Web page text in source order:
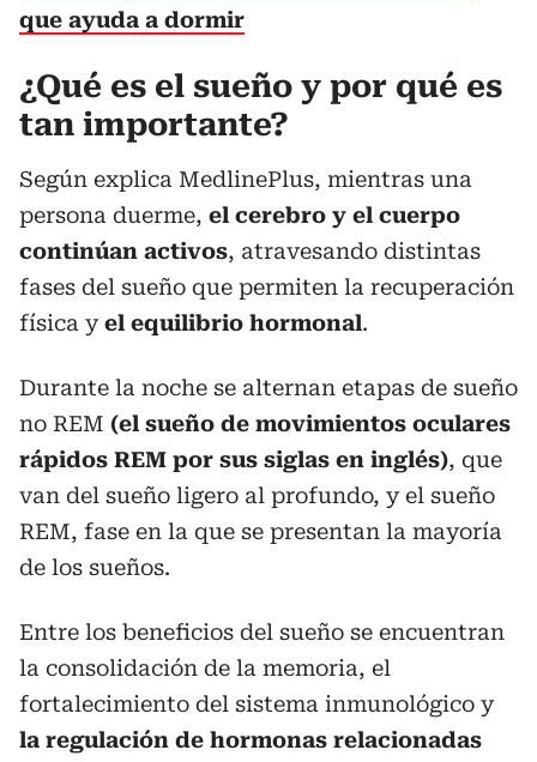
que ayuda a dormir
¿Qué es el sueño y por qué es
tan importante?
Según explica MedlinePlus, mientras una
persona duerme, el cerebro y el cuerpo
continúan activos, atravesando distintas
fases del sueño que permiten la recuperación
física yel equilibrio hormonal.
Durante la noche se alternan etapas de sueño
no REM (el sueño de movimientos oculares
rápidos REM por sus siglas en inglés), que
van del sueño ligero al profundo, y el sueño
REM, fase en la que se presentan la mayoría
de los sueños.
Entre los beneficios del sueño se encuentran
la consolidación de la memoria, el
fortalecimiento del sistema inmunológico y
la regulación de hormonas relacionadas